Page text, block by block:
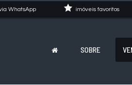
WhatsApp imóveis favoritos
SOBRE